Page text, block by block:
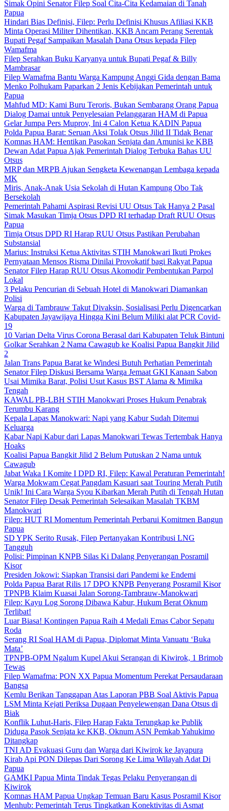
Simak Opini Senator Filep Soal Cita-Cita Kedamaian di Tanah
Papua
Hindari Bias Definisi, Filep: Perlu Definisi Khusus Afiliasi KKB
Minta Operasi Militer Dihentikan, KKB Ancam Perang Serentak
Bupati Pegaf Sampaikan Masalah Dana Otsus kepada Filep
Wamafma
Filep Serahkan Buku Karyanya untuk Bupati Pegaf & Billy
Mambrasar
Filep Wamafma Bantu Warga Kampung Anggi Gida dengan Bama
Menko Polhukam Paparkan 2 Jenis Kebijakan Pemerintah untuk
Papua
Mahfud MD: Kami Buru Teroris, Bukan Sembarang Orang Papua
Dialog Damai untuk Penyelesaian Pelanggaran HAM di Papua
Gelar Jumpa Pers Muprov, Ini 4 Calon Ketua KADIN Papua
Polda Papua Barat: Seruan Aksi Tolak Otsus Jilid II Tidak Benar
Komnas HAM: Hentikan Pasokan Senjata dan Amunisi ke KBB
Dewan Adat Papua Ajak Pemerintah Dialog Terbuka Bahas UU
Otsus
MRP dan MRPB Ajukan Sengketa Kewenangan Lembaga kepada
MK
Miris, Anak-Anak Usia Sekolah di Hutan Kampung Obo Tak
Bersekolah
Pemerintah Pahami Aspirasi Revisi UU Otsus Tak Hanya 2 Pasal
Simak Masukan Timja Otsus DPD RI terhadap Draft RUU Otsus
Papua
Timja Otsus DPD RI Harap RUU Otsus Pastikan Perubahan
Substansial
Marius: Instruksi Ketua Aktivitas STIH Manokwari Ikuti Prokes
Pernyataan Mensos Risma Dinilai Provokatif bagi Rakyat Papua
Senator Filep Harap RUU Otsus Akomodir Pembentukan Parpol
Lokal
3 Pelaku Pencurian di Sebuah Hotel di Manokwari Diamankan
Polisi
Warga di Tambrauw Takut Divaksin, Sosialisasi Perlu Digencarkan
Kabupaten Jayawijaya Hingga Kini Belum Miliki alat PCR Covid-
19
10 Varian Delta Virus Corona Berasal dari Kabupaten Teluk Bintuni
Golkar Serahkan 2 Nama Cawagub ke Koalisi Papua Bangkit Jilid
2
Jalan Trans Papua Barat ke Windesi Butuh Perhatian Pemerintah
Senator Filep Diskusi Bersama Warga Jemaat GKI Kanaan Sabon
Usai Mimika Barat, Polisi Usut Kasus BST Alama & Mimika
Tengah
KAWAL PB-LBH STIH Manokwari Proses Hukum Penabrak
Terumbu Karang
Kepala Lapas Manokwari: Napi yang Kabur Sudah Ditemui
Keluarga
Kabar Napi Kabur dari Lapas Manokwari Tewas Tertembak Hanya
Hoaks
Koalisi Papua Bangkit Jilid 2 Belum Putuskan 2 Nama untuk
Cawagub
Jabat Waka I Komite I DPD RI, Filep: Kawal Peraturan Pemerintah!
Warga Mokwam Cegat Pangdam Kasuari saat Touring Merah Putih
Unik! Ini Cara Warga Syou Kibarkan Merah Putih di Tengah Hutan
Senator Filep Desak Pemerintah Selesaikan Masalah TKBM
Manokwari
Filep: HUT RI Momentum Pemerintah Perbarui Komitmen Bangun
Papua
SD YPK Serito Rusak, Filep Pertanyakan Kontribusi LNG
Tangguh
Polisi: Pimpinan KNPB Silas Ki Dalang Penyerangan Posramil
Kisor
Presiden Jokowi: Siapkan Transisi dari Pandemi ke Endemi
Polda Papua Barat Rilis 17 DPO KNPB Penyerang Posramil Kisor
TPNPB Klaim Kuasai Jalan Sorong-Tambrauw-Manokwari
Filep: Kayu Log Sorong Dibawa Kabur, Hukum Berat Oknum
Terlibat!
Luar Biasa! Kontingen Papua Raih 4 Medali Emas Cabor Sepatu
Roda
Serang RI Soal HAM di Papua, Diplomat Minta Vanuatu ‘Buka
Mata’
TPNPB-OPM Ngalum Kupel Akui Serangan di Kiwirok, 1 Brimob
Tewas
Filep Wamafma: PON XX Papua Momentum Perekat Persaudaraan
Bangsa
Kemlu Berikan Tanggapan Atas Laporan PBB Soal Aktivis Papua
LSM Minta Kejati Periksa Dugaan Penyelewengan Dana Otsus di
Biak
Konflik Luhut-Haris, Filep Harap Fakta Terungkap ke Publik
Diduga Pasok Senjata ke KKB, Oknum ASN Pemkab Yahukimo
Ditangkap
TNI AD Evakuasi Guru dan Warga dari Kiwirok ke Jayapura
Kirab Api PON Dilepas Dari Sorong Ke Lima Wilayah Adat Di
Papua
GAMKI Papua Minta Tindak Tegas Pelaku Penyerangan di
Kiwirok
Komnas HAM Papua Ungkap Temuan Baru Kasus Posramil Kisor
Menhub: Pemerintah Terus Tingkatkan Konektivitas di Asmat